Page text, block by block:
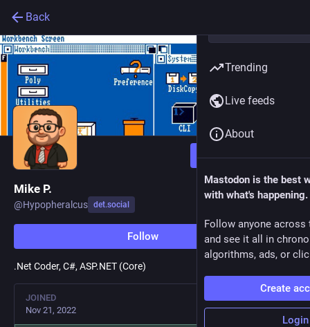
Back
Follow
Mike P.
@Hypopheralcus det.social
Follow
.Net Coder, C#, ASP.NET (Core)
JOINED
Nov 21, 2022
Trending
Live feeds
About
Mastodon is the best
with what's happening.
Follow anyone across
and see it all in
algorithms, ads, or
Create
Login